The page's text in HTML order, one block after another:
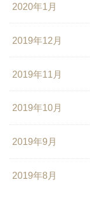
2020年1月
2019年12月
2019年11月
2019年10月
2019年9月
2019年8月